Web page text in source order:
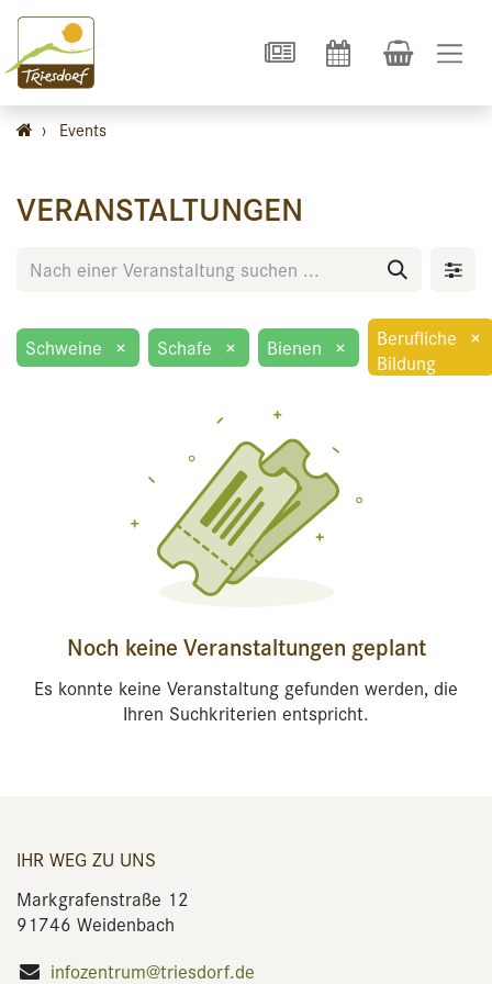
› Events
VERANSTALTUNGEN
Schweine × Schafe × Bienen ×
Berufliche
Bildung
×
Noch keine Veranstaltungen geplant
Es konnte keine Veranstaltung gefunden werden, die
Ihren Suchkriterien entspricht.
IHR WEG ZU UNS
Markgrafenstraße 12
91746 Weidenbach
infozentrum@triesdorf.de